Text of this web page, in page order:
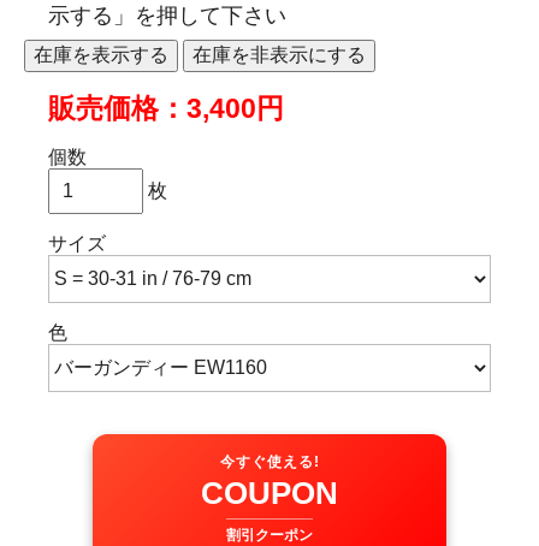
示する」を押して下さい
販売価格：3,400円
個数
枚
サイズ
色
今すぐ使える!
COUPON
割引クーポン